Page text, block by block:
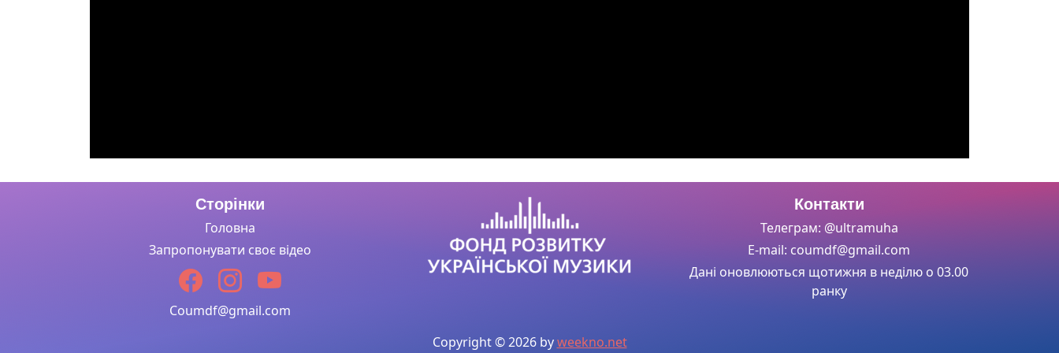
Сторінки
Головна
Запропонувати своє відео
Coumdf@gmail.com
Контакти
Телеграм: @ultramuha
E-mail: coumdf@gmail.com
Дані оновлюються щотижня в неділю о 03.00
ранку
Copyright © 2026 byweekno.net